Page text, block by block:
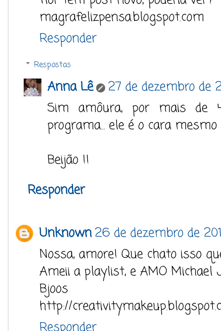
magrafelizpensa.blogspot.com
Responder
Respostas
Anna Lê
27 de dezembro de
Sim amôura, por mais de
programa... ele é o cara mesmo
Beijão !!
Responder
Unknown26 de dezembro de
Nossa, amore! Que chato isso
Ameii a playlist, e AMO Michael
Bjoos
http://